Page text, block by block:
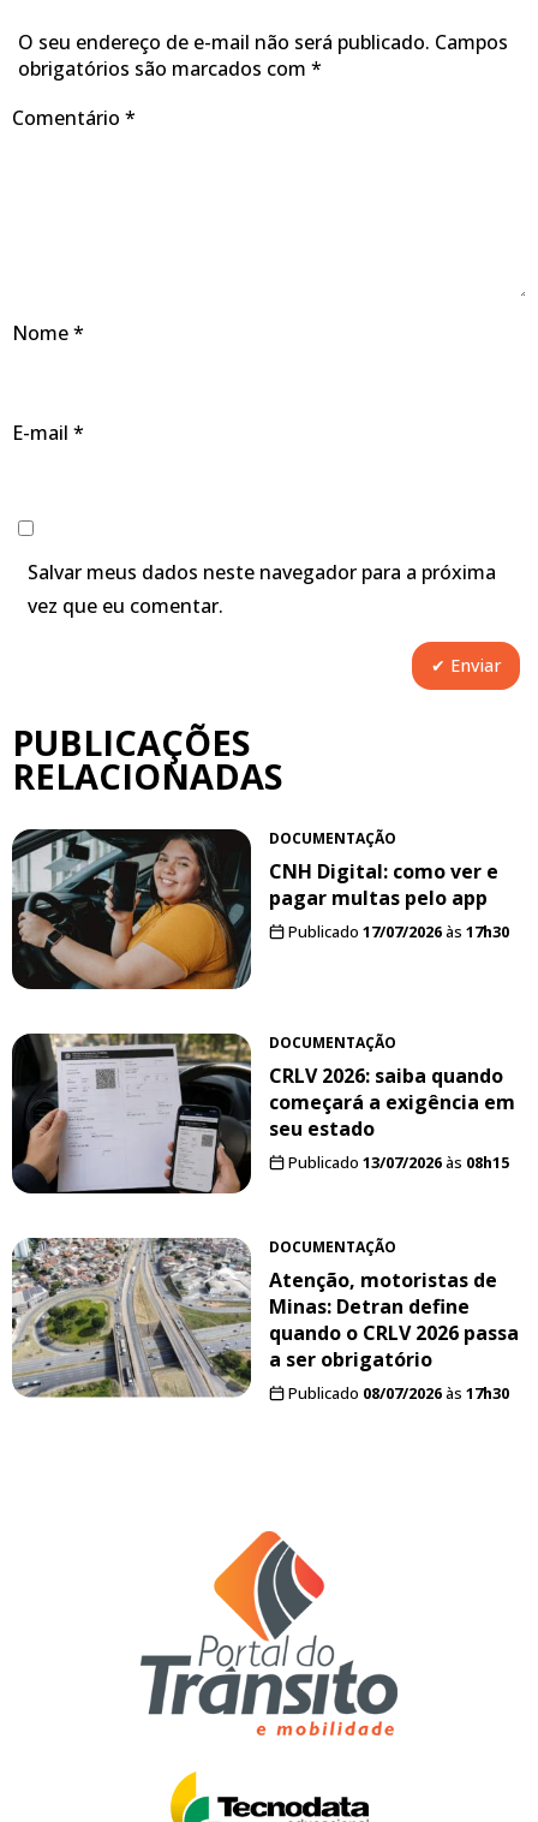
O seu endereço de e-mail não será publicado. Campos
obrigatórios são marcados com *
Comentário *
Nome*
E-mail *
Salvar meus dados neste navegador para a próxima
vez que eu comentar.
PUBLICAÇÕES
RELACIONADAS
DOCUMENTAÇÃO
CNH Digital: como ver e
pagar multas pelo app
Publicado 17/07/2026às 17h30
DOCUMENTAÇÃO
CRLV 2026: saiba quando
começará a exigência em
seu estado
Publicado 13/07/2026às 08h15
DOCUMENTAÇÃO
Atenção, motoristas de
Minas: Detran define
quando o CRLV 2026 passa
a ser obrigatório
Publicado 08/07/2026às 17h30